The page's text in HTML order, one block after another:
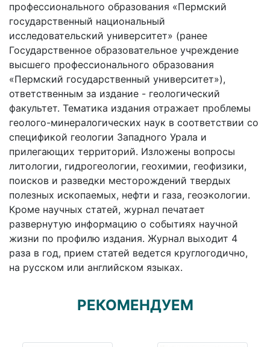
профессионального образования «Пермский
государственный национальный
исследовательский университет» (ранее
Государственное образовательное учреждение
высшего профессионального образования
«Пермский государственный университет»),
ответственным за издание - геологический
факультет. Тематика издания отражает проблемы
геолого-минералогических наук в соответствии со
спецификой геологии Западного Урала и
прилегающих территорий. Изложены вопросы
литологии, гидрогеологии, геохимии, геофизики,
поисков и разведки месторождений твердых
полезных ископаемых, нефти и газа, геоэкологии.
Кроме научных статей, журнал печатает
развернутую информацию о событиях научной
жизни по профилю издания. Журнал выходит 4
раза в год, прием статей ведется круглогодично,
на русском или английском языках.
РЕКОМЕНДУЕМ